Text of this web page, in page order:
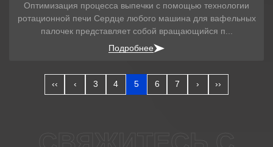
Оптимизация процесса выпечки с помощью технологии
ротационной печи Сердце любого машина для вафельных
палочек представляет собой вращающийся п...
Подробнее
‹‹ ‹ 3 4 5 6 7 › ››